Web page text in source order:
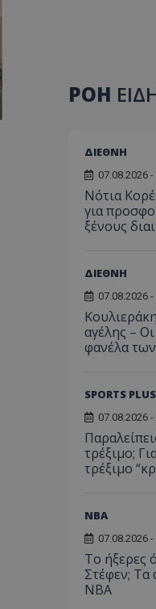
ΡΟΗ
ΔΙΕΘΝΗ
07.08.2026
Νότια
για
ξένους
ΔΙΕΘΝΗ
07.08.2026
αγέλης –
φανέλα
SPORTS PLUS
07.08.2026 -
τρέξιμο;
τρέξιμο
NBA
07.08.2026
Το ήξερες
Στέφεν; Τα
NBA